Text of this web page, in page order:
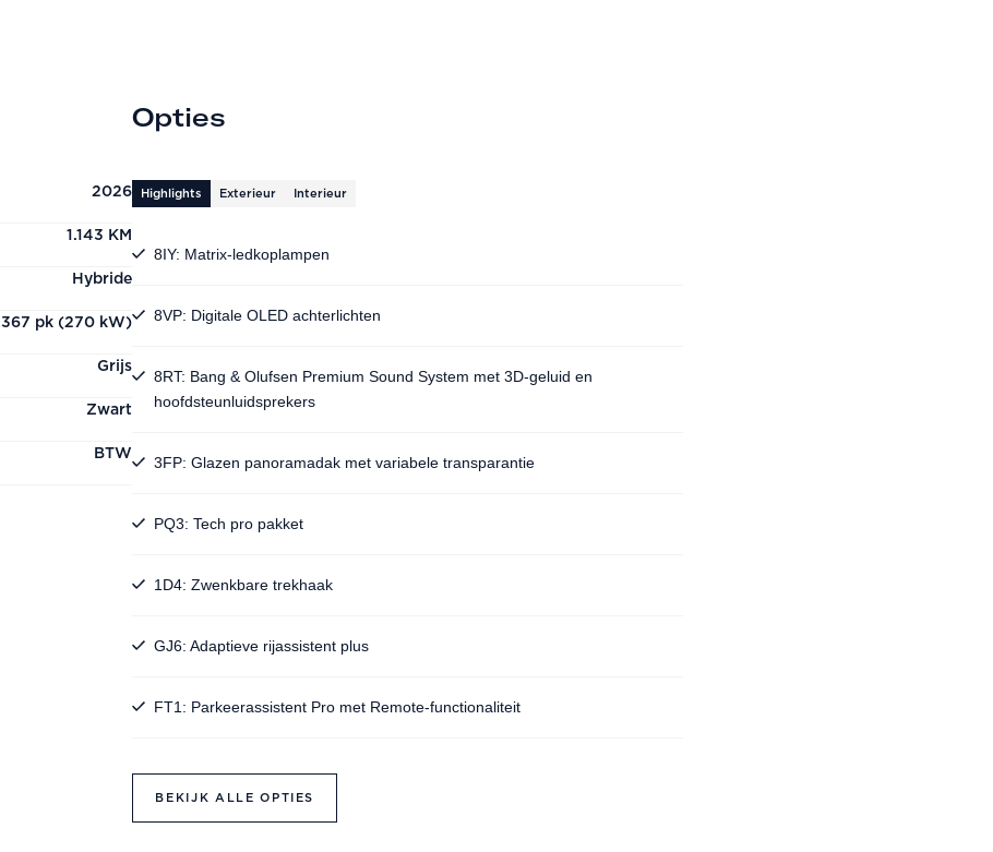
2026
1.143 KM
Hybride
367 pk (270 kW)
Grijs
Zwart
BTW
Opties
Highlights Exterieur Interieur
8IY: Matrix-ledkoplampen
8VP: Digitale OLED achterlichten
8RT: Bang & Olufsen Premium Sound System met 3D-geluid en
hoofdsteunluidsprekers
3FP: Glazen panoramadak met variabele transparantie
PQ3: Tech pro pakket
1D4: Zwenkbare trekhaak
GJ6: Adaptieve rijassistent plus
FT1: Parkeerassistent Pro met Remote-functionaliteit
BEKIJK ALLE OPTIES